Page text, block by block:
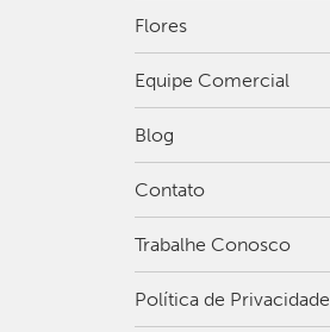
Flores
Equipe Comercial
Blog
Contato
Trabalhe Conosco
Política de Privacidade